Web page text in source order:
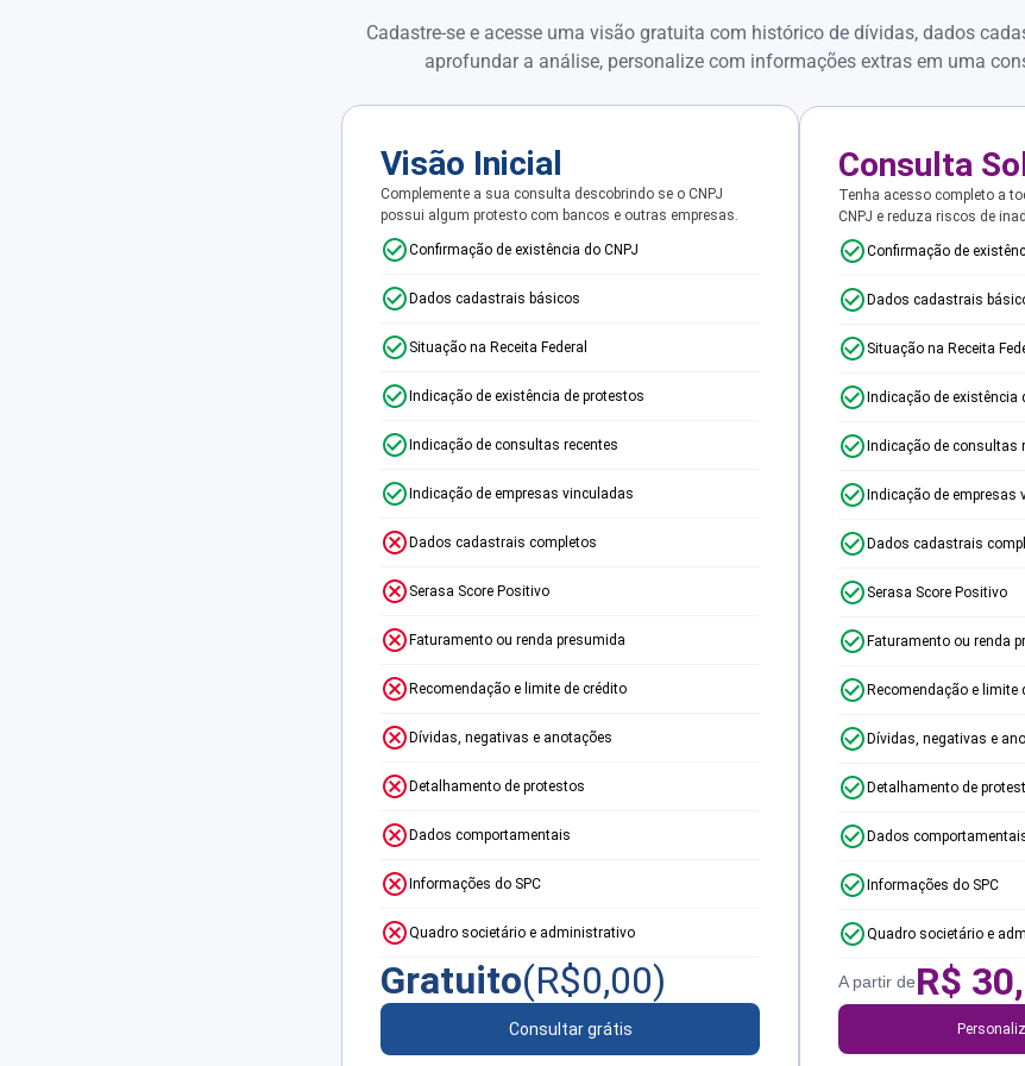
Cadastre-se e acesse uma visão gratuita com histórico de dívidas, dados
aprofundar a análise, personalize com informações extras em uma
Visão Inicial
Complemente a sua consulta descobrindo se o CNPJ
possui algum protesto com bancos e outras empresas.
Confirmação de existência do CNPJ
Dados cadastrais básicos
Situação na Receita Federal
Indicação de existência de protestos
Indicação de consultas recentes
Indicação de empresas vinculadas
Dados cadastrais completos
Serasa Score Positivo
Faturamento ou renda presumida
Recomendação e limite de crédito
Dívidas, negativas e anotações
Detalhamento de protestos
Dados comportamentais
Informações do SPC
Quadro societário e administrativo
Gratuito(R$0,00)
Consultar grátis
Consulta
Tenha acesso completo a
CNPJ e reduza riscos de
Confirmação de
Dados cadastrais
Situação na Receita
Indicação de existência
Indicação de consultas
Indicação de empresas
Dados cadastrais
Serasa Score Positivo
Faturamento ou renda
Recomendação e limite
Dívidas, negativas e
Detalhamento de
Dados
Informações do SPC
Quadro societário e
A partir deR$